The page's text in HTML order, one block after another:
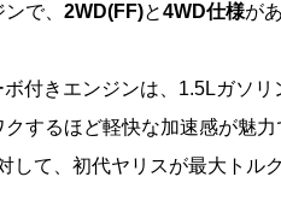
で、 2WD(FF)と4WD仕様が
ボ付きエンジンは、1.5Lガソ
クするほど軽快な加速感が魅
して、初代ヤリスが最大トル